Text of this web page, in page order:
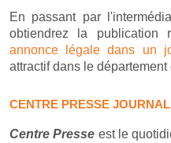
En passant par
obtiendrez la publication
annonce légale dans un
attractif dans le
CENTRE PRESSE
Centre Presse est le